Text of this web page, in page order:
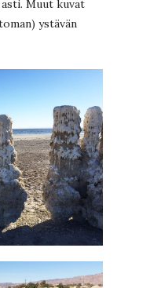
asti. Muut kuvat
ystävän